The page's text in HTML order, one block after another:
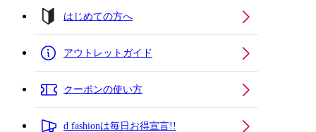
はじめての方へ
アウトレットガイド
クーポンの使い方
d fashionは毎日お得宣言!!